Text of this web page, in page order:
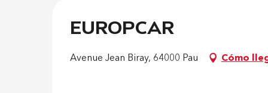
EUROPCAR
Avenue Jean Biray, 64000 Pau Cómo